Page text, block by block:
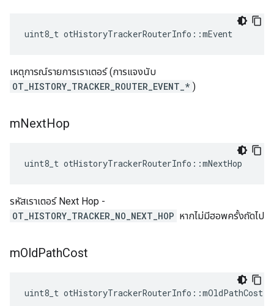
uint8_t otHistoryTrackerRouterInfo ::mEvent
เหตุการณ์รายการเราเตอร์ (การแจงนับ
OT_HISTORY_TRACKER_ROUTER_EVENT_* )
mNextHop
uint8_t otHistoryTrackerRouterInfo ::mNextHop
รหัสเราเตอร์ Next Hop -
OT_HISTORY_TRACKER_NO_NEXT_HOP หากไม่มีฮอพครั้งถัดไป
mOldPathCost
uint8_t otHistoryTrackerRouterInfo ::mOldPathCost